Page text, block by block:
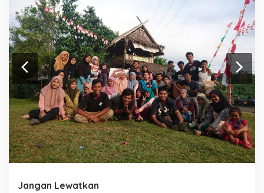
Jangan Lewatkan